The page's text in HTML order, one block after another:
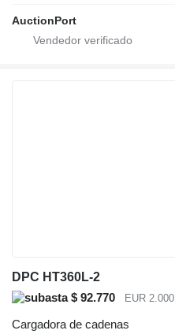
AuctionPort
DPC HT360L-2
$ 92.770
EUR 2.000
Cargadora de cadenas